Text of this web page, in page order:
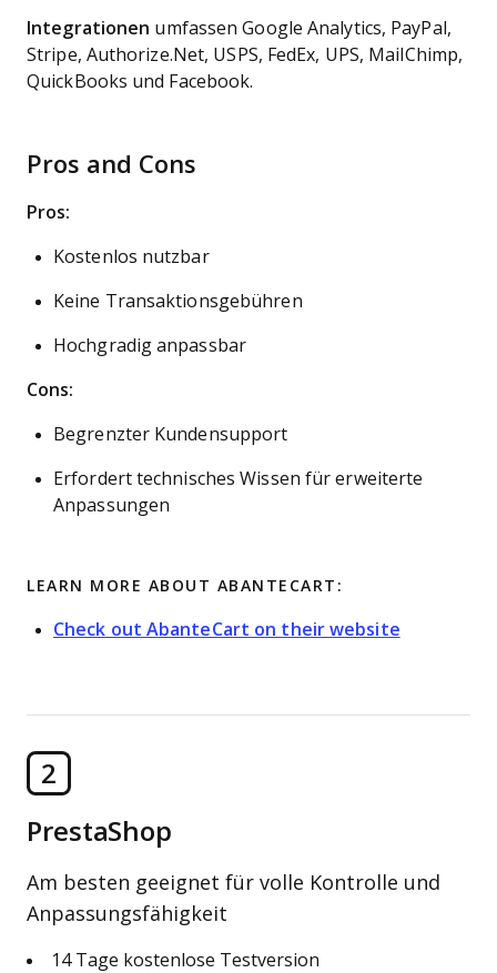
Integrationen umfassen Google Analytics, PayPal,
Stripe, Authorize.Net, USPS, FedEx, UPS, MailChimp,
QuickBooks und Facebook.
Pros and Cons
Pros:
Kostenlos nutzbar
Keine Transaktionsgebühren
Hochgradig anpassbar
Cons:
Begrenzter Kundensupport
Erfordert technisches Wissen für erweiterte
Anpassungen
LEARN MORE ABOUT ABANTECART:
Check out AbanteCart on their website
2
PrestaShop
Am besten geeignet für volle Kontrolle und
Anpassungsfähigkeit
14 Tage kostenlose Testversion